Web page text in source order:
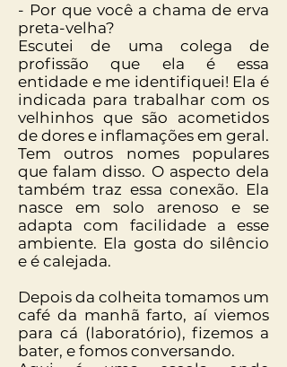
- Por que você a chama de erva
preta-velha?
Escutei de uma colega de
profissão que ela é essa
entidade e me identifiquei! Ela é
indicada para trabalhar com os
velhinhos que são acometidos
de dores e inflamações em geral.
Tem outros nomes populares
que falam disso. O aspecto dela
também traz essa conexão. Ela
nasce em solo arenoso e se
adapta com facilidade a esse
ambiente. Ela gosta do silêncio
e é calejada.
Depois da colheita tomamos um
café da manhã farto, aí viemos
para cá (laboratório), fizemos a
bater, e fomos conversando.